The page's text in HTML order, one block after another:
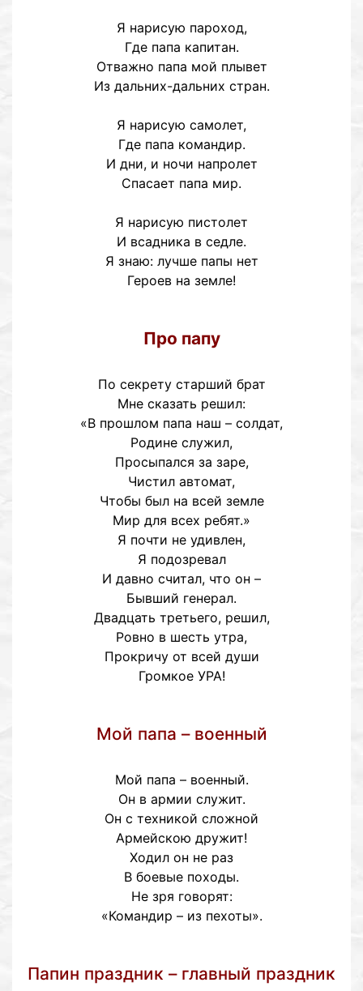
Я нарисую пароход,
Где папа капитан.
Отважно папа мой плывет
Из дальних-дальних стран.
Я нарисую самолет,
Где папа командир.
И дни, и ночи напролет
Спасает папа мир.
Я нарисую пистолет
И всадника в седле.
Я знаю: лучше папы нет
Героев на земле!
Про папу
По секрету старший брат
Мне сказать решил:
«В прошлом папа наш – солдат,
Родине служил,
Просыпался за заре,
Чистил автомат,
Чтобы был на всей земле
Мир для всех ребят.»
Я почти не удивлен,
Я подозревал
И давно считал, что он –
Бывший генерал.
Двадцать третьего, решил,
Ровно в шесть утра,
Прокричу от всей души
Громкое УРА!
Мой папа – военный
Мой папа – военный.
Он в армии служит.
Он с техникой сложной
Армейскою дружит!
Ходил он не раз
В боевые походы.
Не зря говорят:
«Командир – из пехоты».
Папин праздник – главный праздник